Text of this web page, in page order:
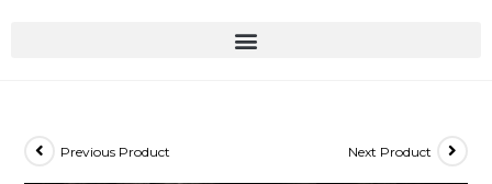
Previous Product Next Product